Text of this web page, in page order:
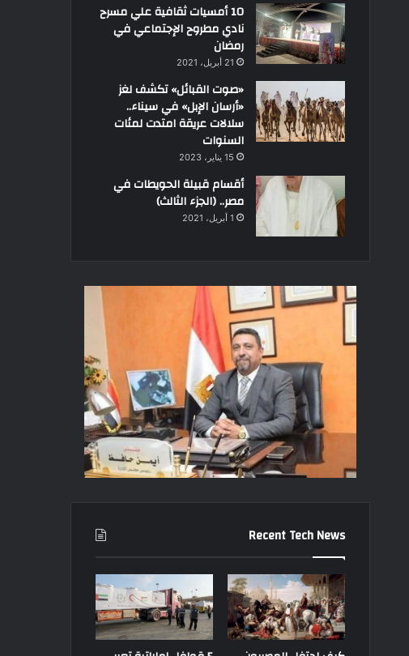
10 أمسيات ثقافية علي مسرح
نادي مطروح الإجتماعي في
رمضان
21 أبريل، 2021
«صوت القبائل» تكشف لغز
«أرسان الإبل» في سيناء..
سلالات عريقة امتدت لمئات
السنوات
15 يناير، 2023
أقسام قبيلة الحويطات في
مصر.. (الجزء الثالث)
1 أبريل، 2021
Recent Tech News